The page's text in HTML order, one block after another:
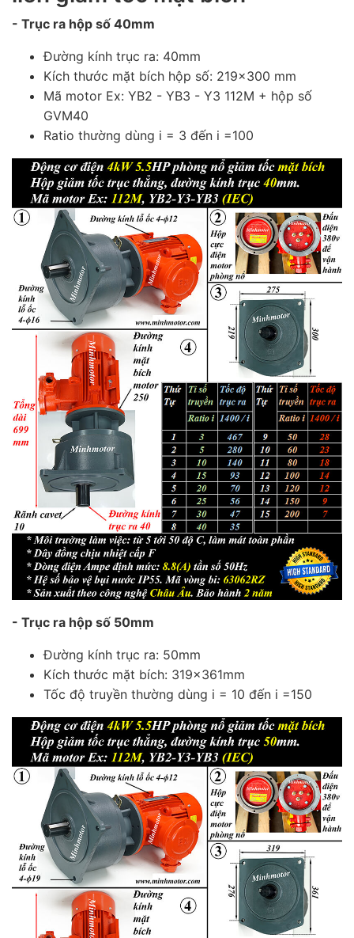
- Trục ra hộp số 40mm
Đường kính trục ra: 40mm
Kích thước mặt bích hộp số: 219x300 mm
Mã motor Ex: YB2 - YB3 - Y3 112M + hộp số
GVM40
Ratio thường dùng i = 3 đến i =100
- Trục ra hộp số 50mm
Đường kính trục ra: 50mm
Kích thước mặt bích: 319x361mm
Tốc độ truyền thường dùng i = 10 đến i =150